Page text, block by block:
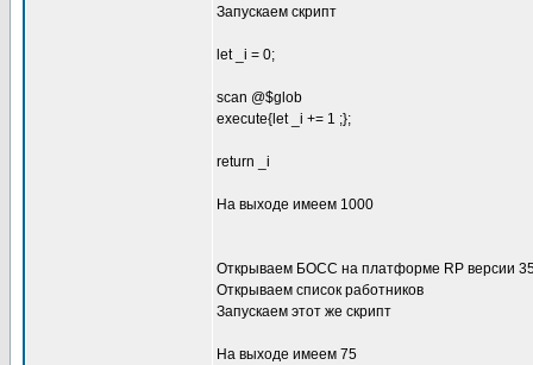
Запускаем скрипт
let _i = 0;
scan @$glob
execute{let _i += 1 ;};
return _i
На выходе имеем 1000
Открываем БОСС на платформе RP версии
Открываем список работников
Запускаем этот же скрипт
На выходе имеем 75